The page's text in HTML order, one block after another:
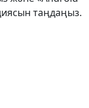
таңдаңыз.